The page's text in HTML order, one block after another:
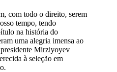
com todo o direito, serem
tempo, tendo
na história do
uma alegria imensa ao
Mirziyoyev
à seleção em